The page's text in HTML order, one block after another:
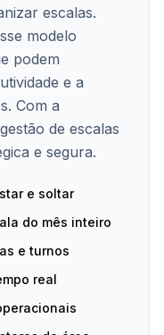
escalas.
modelo
podem
e a
Com a
de escalas
e segura.
e soltar
do mês inteiro
e turnos
real